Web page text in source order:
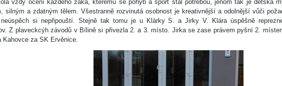
vždy ocení každého žáka, kterému se pohyb a sport stal potřebou, jenom tak je dětská
silným a zdatným tělem. Všestranně rozvinutá osobnost je kreativnější a odolnější vůči
si nepřipouští. Stejně tak tomu je u Klárky S. a Jirky V. Klára úspěšně
Z plaveckcýh závodů v Bílině si přivezla 2. a 3. místo. Jirka se zase právem pyšní 2.
Kahovce za SK Ervěnice.